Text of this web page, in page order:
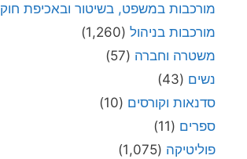
מורכבות במשפט, בשיטור ובאכיפת חוק
מורכבות בניהול (1,260)
משטרה וחברה (57)
נשים (43)
סדנאות וקורסים (10)
ספרים (11)
פוליטיקה (1,075)